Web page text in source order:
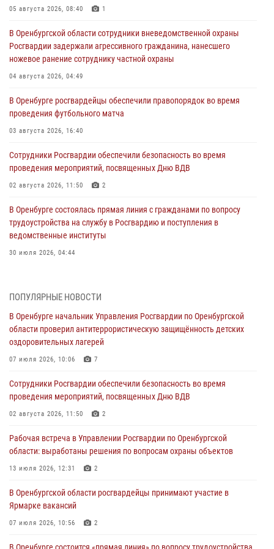
05 августа 2026, 08:40 1
В Оренбургской области сотрудники вневедомственной охраны
Росгвардии задержали агрессивного гражданина, нанесшего
ножевое ранение сотруднику частной охраны
04 августа 2026, 04:49
В Оренбурге росгвардейцы обеспечили правопорядок во время
проведения футбольного матча
03 августа 2026, 16:40
Сотрудники Росгвардии обеспечили безопасность во время
проведения мероприятий, посвященных Дню ВДВ
02 августа 2026, 11:50 2
В Оренбурге состоялась прямая линия с гражданами по вопросу
трудоустройства на службу в Росгвардию и поступления в
ведомственные институты
30 июля 2026, 04:44
28 июля 2026, 09:41 1
Росгвардейцы обеспечили правопорядок на праздновании Дня
ВМФ в Оренбурге
27 июля 2026, 14:36 2
жизненной ситуации (ВИДЕО)
26 июля 2026, 14:45
образовательных учреждений к новому учебному году
24 июля 2026, 12:25
проведён рейд по строительным объектам
23 июля 2026, 10:47
ПОПУЛЯРНЫЕ НОВОСТИ
В Оренбурге начальник Управления Росгвардии по Оренбургской
области проверил антитеррористическую защищённость детских
оздоровительных лагерей
07 июля 2026, 10:06 7
Сотрудники Росгвардии обеспечили безопасность во время
проведения мероприятий, посвященных Дню ВДВ
02 августа 2026, 11:50 2
Рабочая встреча в Управлении Росгвардии по Оренбургской
области: выработаны решения по вопросам охраны объектов
13 июля 2026, 12:31 2
В Оренбургской области росгвардейцы принимают участие в
Ярмарке вакансий
07 июля 2026, 10:56 2
В Оренбурге состоится «прямая линия» по вопросу трудоустройства